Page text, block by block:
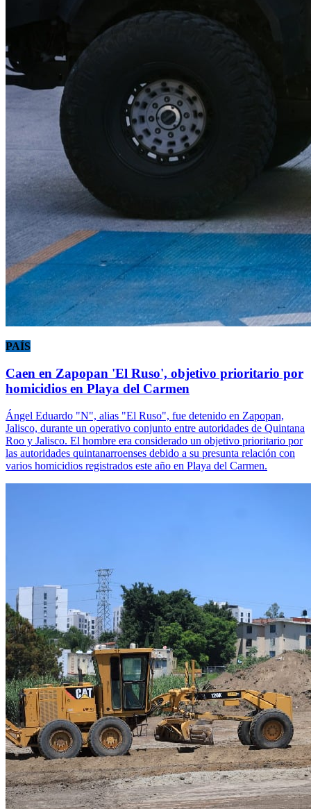
PAÍS
Caen en Zapopan 'El Ruso', objetivo prioritario por
homicidios en Playa del Carmen
Ángel Eduardo "N", alias "El Ruso", fue detenido en Zapopan,
Jalisco, durante un operativo conjunto entre autoridades de Quintana
Roo y Jalisco. El hombre era considerado un objetivo prioritario por
las autoridades quintanarroenses debido a su presunta relación con
varios homicidios registrados este año en Playa del Carmen.